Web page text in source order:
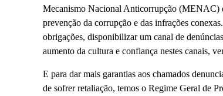
Mecanismo Nacional Anticorrupção (MENAC)
prevenção da corrupção e das infrações
obrigações, disponibilizar um canal de
aumento da cultura e confiança nestes canais,
E para dar mais garantias aos chamados
de sofrer retaliação, temos o Regime Geral de